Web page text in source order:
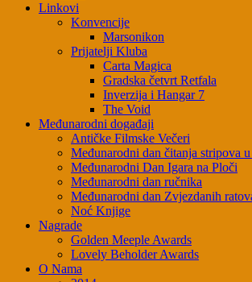
Linkovi
Konvencije
Marsonikon
Prijatelji Kluba
Carta Magica
Gradska četvrt Retfala
Inverzija i Hangar 7
The Void
Međunarodni događaji
Antičke Filmske Večeri
Međunarodni dan čitanja stripova
Međunarodni Dan Igara na Ploči
Međunarodni dan ručnika
Međunarodni dan Zvjezdanih
Noć Knjige
Nagrade
Golden Meeple Awards
Lovely Beholder Awards
O Nama